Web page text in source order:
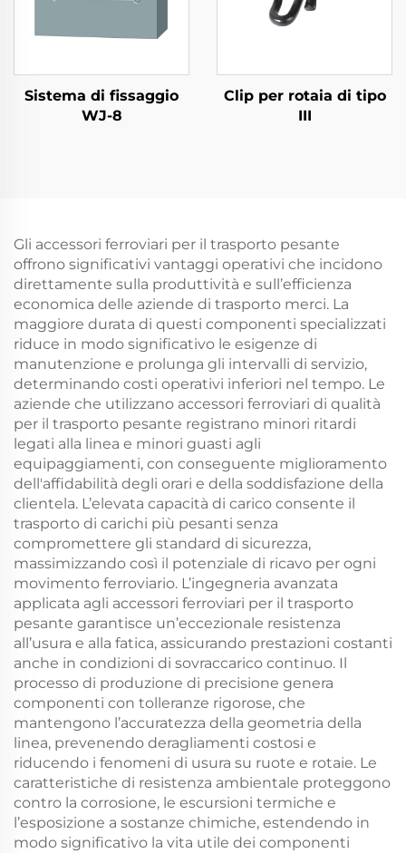
Sistema di fissaggio
WJ-8
Clip per rotaia di tipo
III
Gli accessori ferroviari per il trasporto pesante
offrono significativi vantaggi operativi che incidono
direttamente sulla produttività e sull’efficienza
economica delle aziende di trasporto merci. La
maggiore durata di questi componenti specializzati
riduce in modo significativo le esigenze di
manutenzione e prolunga gli intervalli di servizio,
determinando costi operativi inferiori nel tempo. Le
aziende che utilizzano accessori ferroviari di qualità
per il trasporto pesante registrano minori ritardi
legati alla linea e minori guasti agli
equipaggiamenti, con conseguente miglioramento
dell'affidabilità degli orari e della soddisfazione della
clientela. L’elevata capacità di carico consente il
trasporto di carichi più pesanti senza
compromettere gli standard di sicurezza,
massimizzando così il potenziale di ricavo per ogni
movimento ferroviario. L’ingegneria avanzata
applicata agli accessori ferroviari per il trasporto
pesante garantisce un’eccezionale resistenza
all’usura e alla fatica, assicurando prestazioni costanti
anche in condizioni di sovraccarico continuo. Il
processo di produzione di precisione genera
componenti con tolleranze rigorose, che
mantengono l’accuratezza della geometria della
linea, prevenendo deragliamenti costosi e
riducendo i fenomeni di usura su ruote e rotaie. Le
caratteristiche di resistenza ambientale proteggono
contro la corrosione, le escursioni termiche e
l’esposizione a sostanze chimiche, estendendo in
modo significativo la vita utile dei componenti